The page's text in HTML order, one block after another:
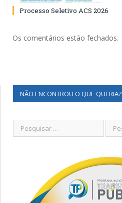
Processo Seletivo ACS 2026
Os comentários estão fechados.
NÃO ENCONTROU O QUE QUERIA?